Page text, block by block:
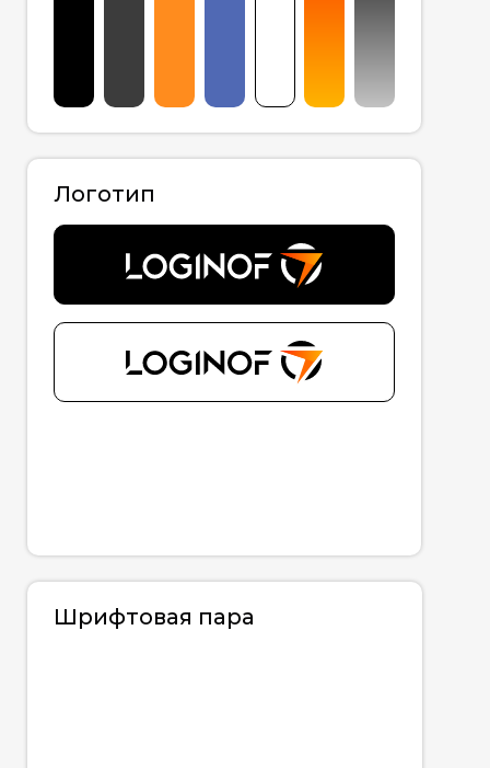
Шрифтовая пара
Логотип